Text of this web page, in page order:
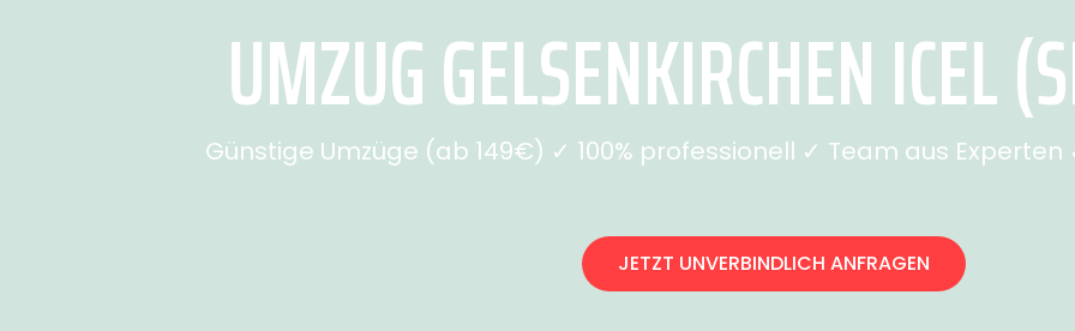
UMZUG GELSENKIRCHEN ICEL
Günstige Umzüge (ab 149€) ✓ 100% professionell ✓ Team aus
JETZT UNVERBINDLICH ANFRAGEN